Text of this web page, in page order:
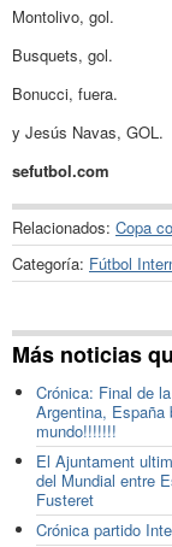
Montolivo, gol.
Busquets, gol.
Bonucci, fuera.
y Jesús Navas, GOL.
sefutbol.com
Relacionados: Copa
Categoría: Fútbol
Más noticias
Crónica: Final de
Argentina, España
mundo!!!!!!!
El Ajuntament
del Mundial entre
Fusteret
Crónica partido